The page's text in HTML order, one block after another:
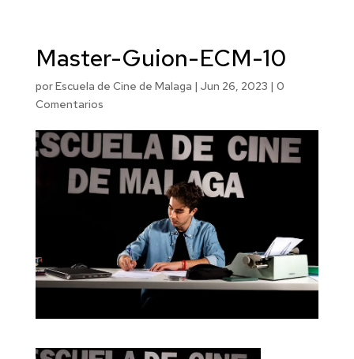
Master-Guion-ECM-10
porEscuela de Cine de Malaga | Jun 26, 2023 | 0
Comentarios